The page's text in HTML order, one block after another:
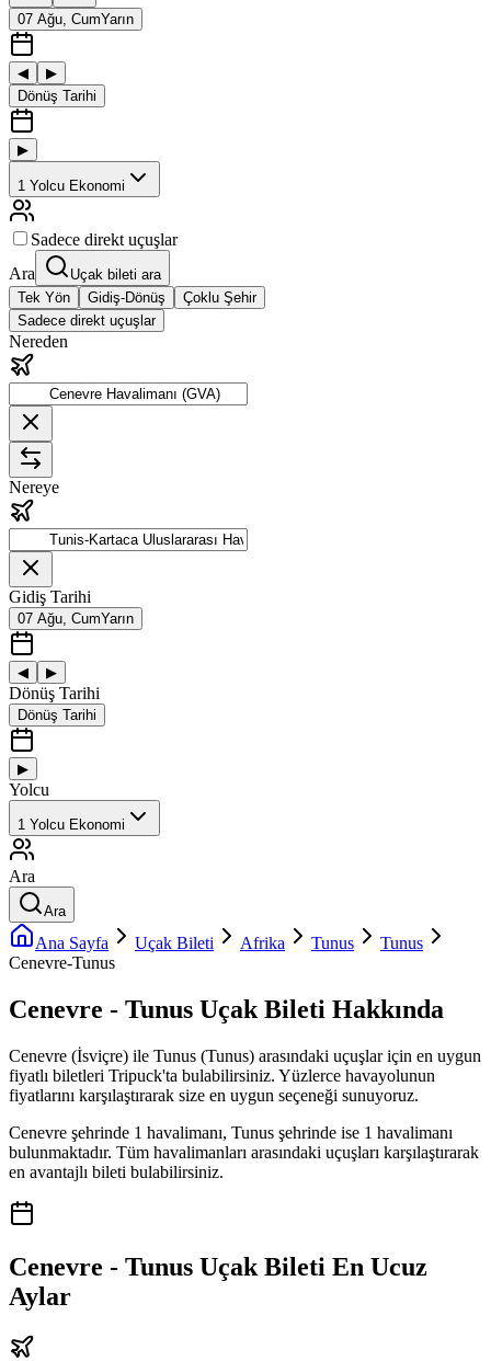
07 Ağu, CumYarın
◀
▶
Dönüş Tarihi
▶
1 Yolcu Ekonomi
Sadece direkt uçuşlar
Ara
Uçak bileti ara
Tek Yön
Gidiş-Dönüş
Çoklu Şehir
Sadece direkt uçuşlar
Nereden
Nereye
Gidiş Tarihi
07 Ağu, CumYarın
◀ ▶
Dönüş Tarihi
Dönüş Tarihi
▶
Yolcu
1 Yolcu Ekonomi
Ara
Ara
Ana Sayfa Uçak Bileti Afrika Tunus
Tunus
Cenevre-Tunus
Cenevre - Tunus Uçak Bileti Hakkında
Cenevre (İsviçre) ile Tunus (Tunus) arasındaki uçuşlar için en uygun
fiyatlı biletleri Tripuck'ta bulabilirsiniz. Yüzlerce havayolunun
fiyatlarını karşılaştırarak size en uygun seçeneği sunuyoruz.
Cenevre şehrinde 1 havalimanı, Tunus şehrinde ise 1 havalimanı
bulunmaktadır. Tüm havalimanları arasındaki uçuşları karşılaştırarak
en avantajlı bileti bulabilirsiniz.
Cenevre - Tunus Uçak Bileti En Ucuz
Aylar